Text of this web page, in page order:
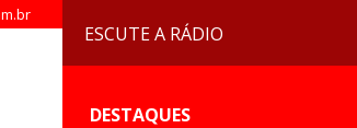
ESCUTE A RÁDIO
DESTAQUES